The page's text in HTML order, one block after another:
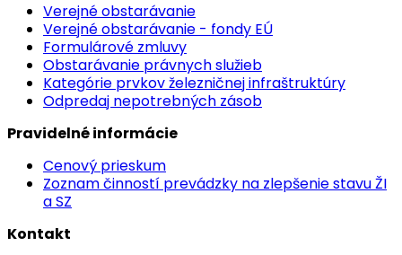
Verejné obstarávanie
Verejné obstarávanie - fondy EÚ
Formulárové zmluvy
Obstarávanie právnych služieb
Kategórie prvkov železničnej infraštruktúry
Odpredaj nepotrebných zásob
Pravidelné informácie
Cenový prieskum
Zoznam činností prevádzky na zlepšenie stavu ŽI
a SZ
Kontakt